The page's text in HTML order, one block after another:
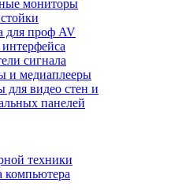
мониторы
для проф AV
сигнала
и медиаплееры
видео стен и
панелей
техники
компьютера